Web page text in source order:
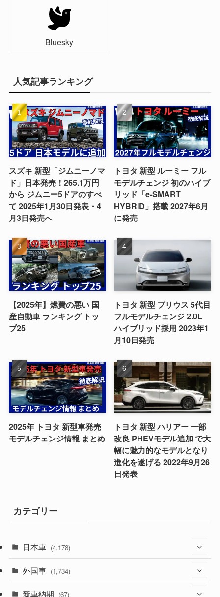
Bluesky
人気記事ランキング
スズキ 新型「ジムニーノマ
ド」日本発売！265.1万円
から ジムニー5ドアのすべ
て 2025年1月30日発表・4
月3日発売へ
トヨタ 新型 ルーミー フル
モデルチェンジ 初のハイブ
リッド「e-SMART
HYBRID」搭載 2027年6月
に発売
【2025年】燃費の悪い 国
産自動車 ランキング トッ
プ25
トヨタ 新型 プリウス 5代目
フルモデルチェンジ 2.0L
ハイブリッド採用 2023年1
月10日発売
2025年 トヨタ 新型車発売
モデルチェンジ情報 まとめ
トヨタ 新型 ハリアー 一部
改良 PHEVモデル追加 で大
幅に魅力的なモデルとなり
進化を遂げる 2022年9月26
日発表
カテゴリー
日本車 (4,178)
(1,323)
(330)
外国車 (1,734)
新車納期 (67)